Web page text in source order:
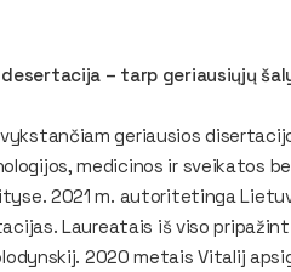
desertacija – tarp geriausiųjų
geriausios
medicinos ir sveikatos
2021 m. autoritetinga
Laureatais iš viso pripažinti
2020 metais Vitalij